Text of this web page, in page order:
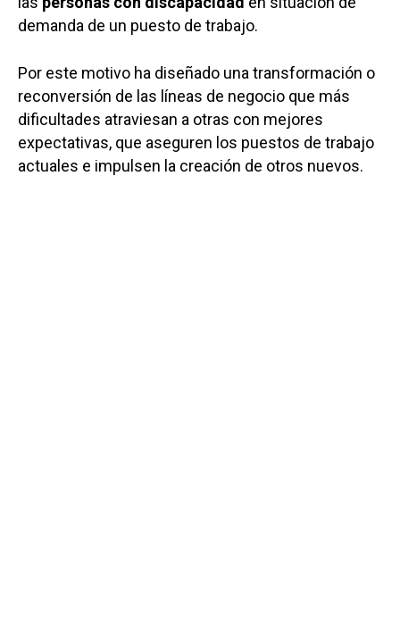
demanda de un puesto de trabajo.
Por este motivo ha diseñado una transformación o
reconversión de las líneas de negocio que más
dificultades atraviesan a otras con mejores
expectativas, que aseguren los puestos de trabajo
actuales e impulsen la creación de otros nuevos.